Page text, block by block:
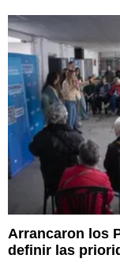
Arrancaron los
definir las